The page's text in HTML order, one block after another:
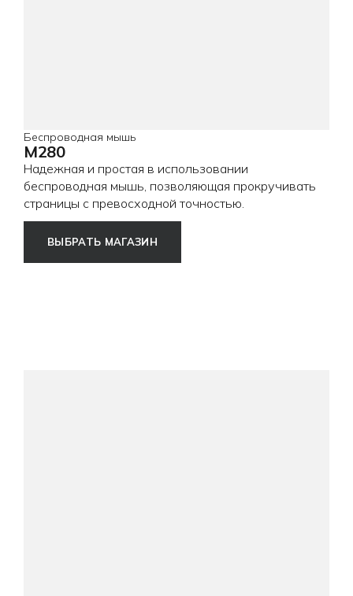
Беспроводная мышь
M280
Надежная и простая в использовании
беспроводная мышь, позволяющая прокручивать
страницы с превосходной точностью.
ВЫБРАТЬ МАГАЗИН